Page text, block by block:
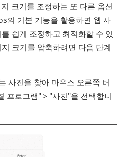
크기를 조정하는 또 다른 옵션
의 기본 기능을 활용하면 웹 사
쉽게 조정하고 최적화할 수 있
크기를 압축하려면 다음 단계
사진을 찾아 마우스 오른쪽 버
프로그램" > "사진"을 선택합니